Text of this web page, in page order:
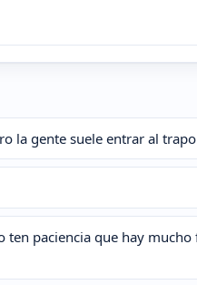
la gente suele entrar al
ten paciencia que hay